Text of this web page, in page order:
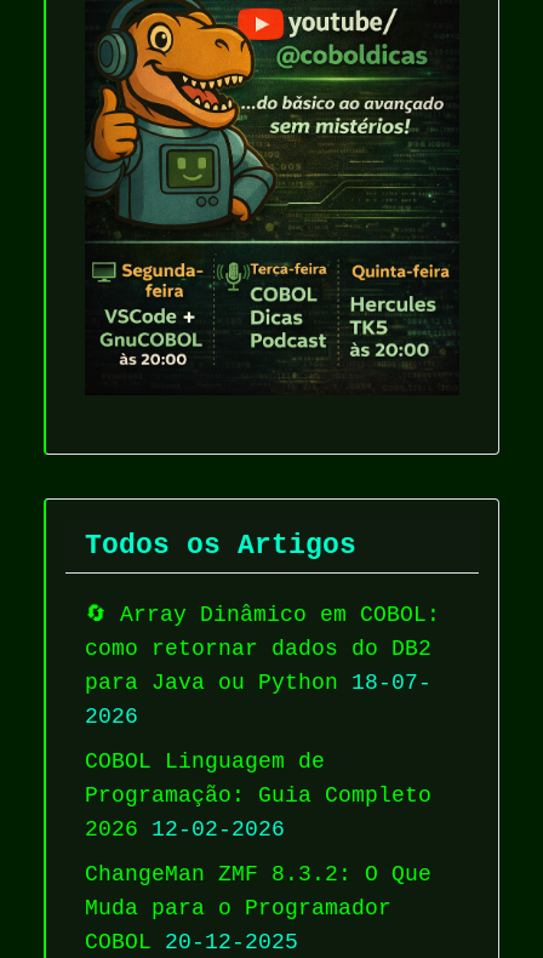
Todos os Artigos
🔄 Array Dinâmico em COBOL:
como retornar dados do DB2
para Java ou Python
18-07-
2026
COBOL Linguagem de
Programação: Guia Completo
2026
12-02-2026
ChangeMan ZMF 8.3.2: O Que
Muda para o Programador
COBOL
20-12-2025